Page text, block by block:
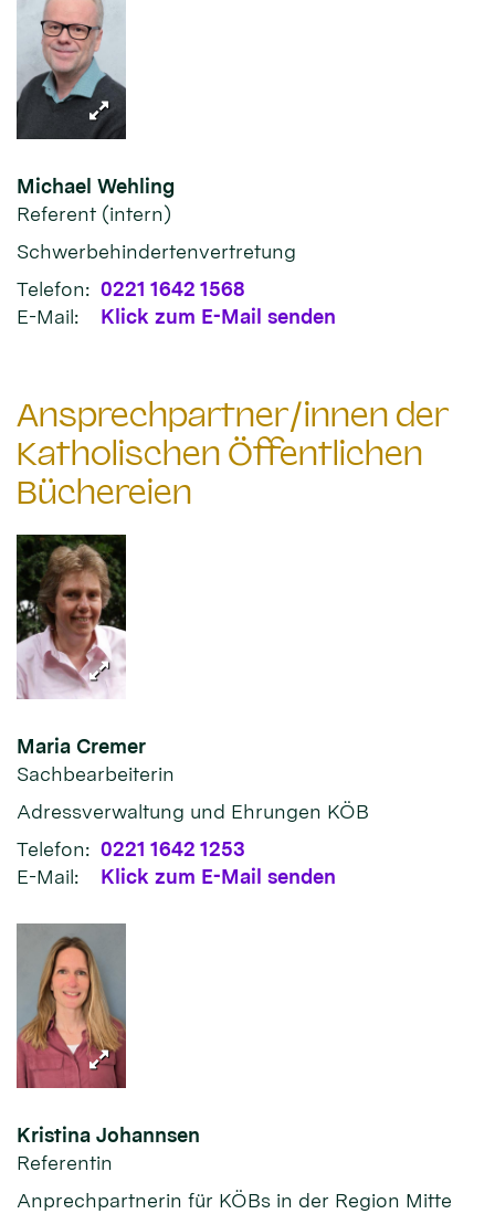
Michael Wehling
Referent (intern)
Schwerbehindertenvertretung
Telefon: 0221 1642 1568
E-Mail:
Klick zum E-Mail senden
Ansprechpartner/innen der
Katholischen Öffentlichen
Büchereien
Maria Cremer
Sachbearbeiterin
Adressverwaltung und Ehrungen KÖB
Telefon: 0221 1642 1253
E-Mail:
Klick zum E-Mail senden
Kristina Johannsen
Referentin
Anprechpartnerin für KÖBs in der Region Mitte